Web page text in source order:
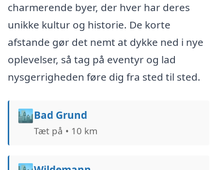
charmerende byer, der hver har deres
unikke kultur og historie. De korte
afstande gør det nemt at dykke ned i nye
oplevelser, så tag på eventyr og lad
nysgerrigheden føre dig fra sted til sted.
🏙️Bad Grund
Tæt på • 10 km